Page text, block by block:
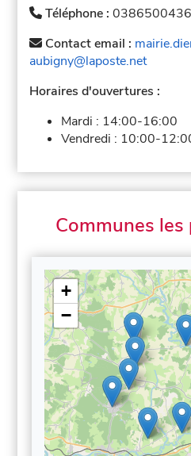
Téléphone :0386500436
Contact email :
aubigny@laposte.net
Horaires d'ouvertures :
Mardi : 14:00-16:00
Vendredi : 10:00-
Communes
+
−